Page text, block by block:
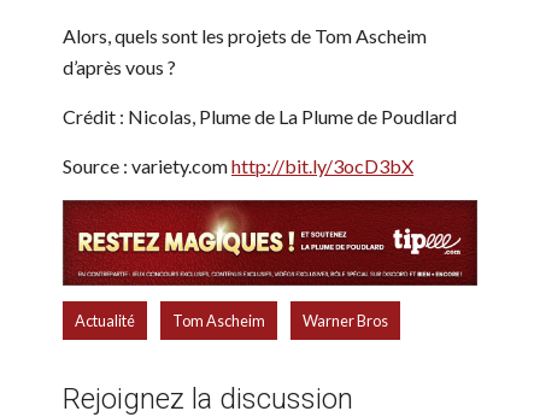
Alors, quels sont les projets de Tom Ascheim
d’après vous ?
Crédit : Nicolas, Plume de La Plume de Poudlard
Source : variety.comhttp://bit.ly/3ocD3bX
Actualité Tom Ascheim Warner Bros
Rejoignez la discussion